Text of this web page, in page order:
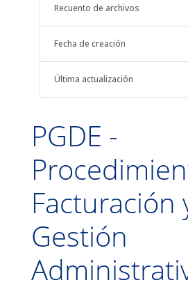
Recuento de archivos
Fecha de creación
Última actualización
PGDE -
Facturación
Gestión